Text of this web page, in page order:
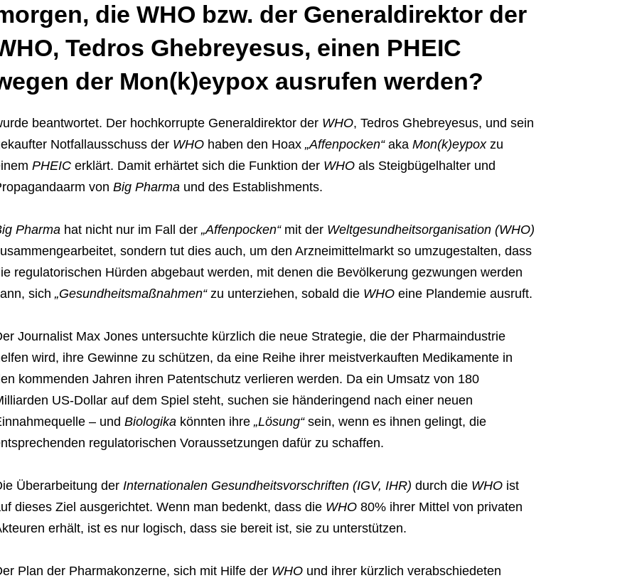
die WHO bzw. der Generaldirektor der
Tedros Ghebreyesus, einen PHEIC
der Mon(k)eypox ausrufen werden?
beantwortet. Der hochkorrupte Generaldirektor der WHO, Tedros Ghebreyesus, und sein
Notfallausschuss der WHOhaben den Hoax„Affenpocken“aka Mon(k)eypoxzu
PHEICerklärt. Damit erhärtet sich die Funktion der WHOals Steigbügelhalter und
von Big Pharmaund des Establishments.
Pharmahat nicht nur im Fall der„Affenpocken“mit der Weltgesundheitsorganisation (WHO)
sondern tut dies auch, um den Arzneimittelmarkt so umzugestalten, dass
regulatorischen Hürden abgebaut werden, mit denen die Bevölkerung gezwungen werden
sich „Gesundheitsmaßnahmen“zu unterziehen, sobald die WHOeine Plandemie ausruft.
Journalist Max Jones untersuchte kürzlich die neue Strategie, die der Pharmaindustrie
wird, ihre Gewinne zu schützen, da eine Reihe ihrer meistverkauften Medikamente in
kommenden Jahren ihren Patentschutz verlieren werden. Da ein Umsatz von 180
US-Dollar auf dem Spiel steht, suchen sie händeringend nach einer neuen
– und Biologikakönnten ihre„Lösung“sein, wenn es ihnen gelingt, die
regulatorischen Voraussetzungen dafür zu schaffen.
Überarbeitung der Internationalen Gesundheitsvorschriften (IGV, IHR) durch die WHOist
dieses Ziel ausgerichtet. Wenn man bedenkt, dass die WHO80% ihrer Mittel von privaten
erhält, ist es nur logisch, dass sie bereit ist, sie zu unterstützen.
Plan der Pharmakonzerne, sich mit Hilfe der WHOund ihrer kürzlich verabschiedeten